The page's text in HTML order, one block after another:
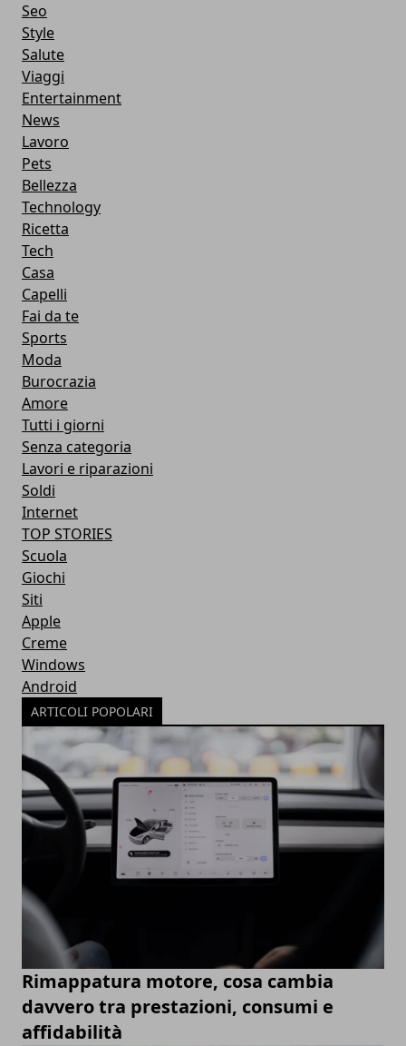
Seo
Style
Salute
Viaggi
Entertainment
News
Lavoro
Pets
Bellezza
Technology
Ricetta
Tech
Casa
Capelli
Fai da te
Sports
Moda
Burocrazia
Amore
Tutti i giorni
Senza categoria
Lavori e riparazioni
Soldi
Internet
TOP STORIES
Scuola
Giochi
Siti
Apple
Creme
Windows
Android
ARTICOLI POPOLARI
Rimappatura motore, cosa cambia
davvero tra prestazioni, consumi e
affidabilità